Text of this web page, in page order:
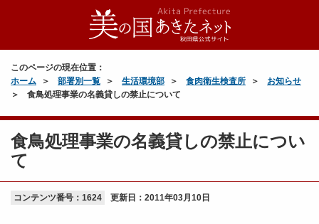
このページの現在位置：
ホーム
部署別一覧 生活環境部 食肉衛生検査所
お知らせ
食鳥処理事業の名義貸しの禁止について
食鳥処理事業の名義貸しの禁止につい
て
コンテンツ番号：1624 更新日： 2011年03月10日